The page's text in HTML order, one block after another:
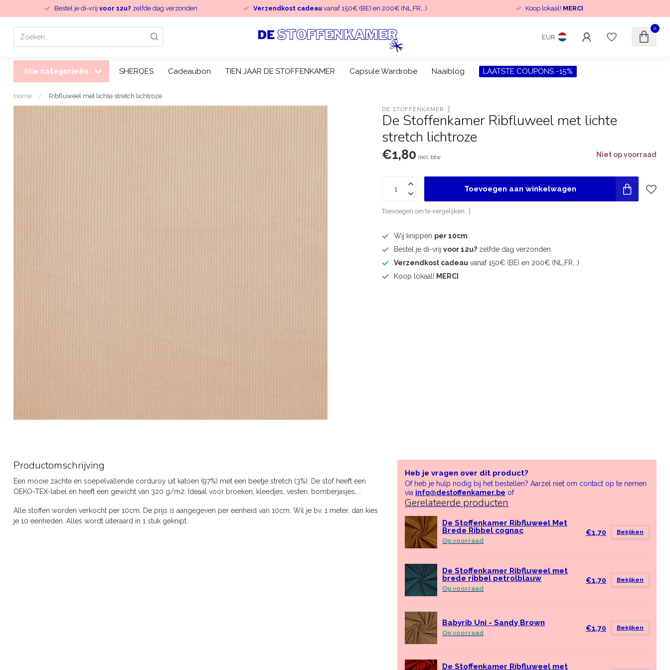
Bestel je di-vrij voor 12u? zelfde dag verzonden Verzendkost cadeauvanaf 150€ (BE) en 200€ (NL,FR,..) Koop lokaal! MERCI
EUR
0
Alle categorieën SHEROES Cadeaubon TIEN JAAR DE STOFFENKAMER Capsule Wardrobe Naaiblog LAATSTE COUPONS -15%
Home / Ribfluweel met lichte stretch lichtroze
DE STOFFENKAMER
De Stoffenkamer Ribfluweel met lichte
stretch lichtroze
€1,80 Incl. btw Niet op voorraad
Toevoegen aan winkelwagen
Toevoegen om te vergelijken
Wij knippen per 10cm
Bestel je di-vrijvoor 12u? zelfde dag verzonden
Verzendkost cadeau vanaf 150€ (BE) en 200€ (NL,FR,..)
Koop lokaal! MERCI
Productomschrijving
Een mooie zachte en soepelvallende corduroy uit katoen (97%) met een beetje stretch (3%). De stof heeft een
OEKO-TEX-label en heeft een gewicht van 320 g/m2. Ideaal voor broeken, kleedjes, vesten, bomberjasjes,...
Alle stoffen worden verkocht per 10cm. De prijs is aangegeven per eenheid van 10cm. Wil je bv. 1 meter, dan kies
je 10 eenheden. Alles wordt uiteraard in 1 stuk geknipt.
Heb je vragen over dit product?
Of heb je hulp nodig bij het bestellen? Aarzel niet om contact op te nemen
via info@destoffenkamer.be of
Gerelateerde producten
De Stoffenkamer Ribfluweel Met
Brede Ribbel cognac
Op voorraad
€1,70 Bekijken
De Stoffenkamer Ribfluweel met
brede ribbel petrolblauw
Op voorraad
€1,70 Bekijken
Babyrib Uni - Sandy Brown
Op voorraad
€1,70 Bekijken
De Stoffenkamer Ribfluweel met